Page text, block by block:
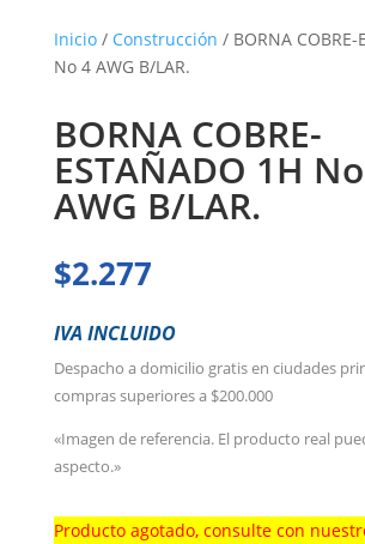
Inicio/ Construcción / BORNA COBRE-
No 4 AWG B/LAR.
BORNA COBRE-
ESTAÑADO 1H
AWG B/LAR.
$2.277
IVA INCLUIDO
Despacho a domicilio gratis en ciudades
compras superiores a $200.000
«Imagen de referencia. El producto real
aspecto.»
Producto agotado, consulte con